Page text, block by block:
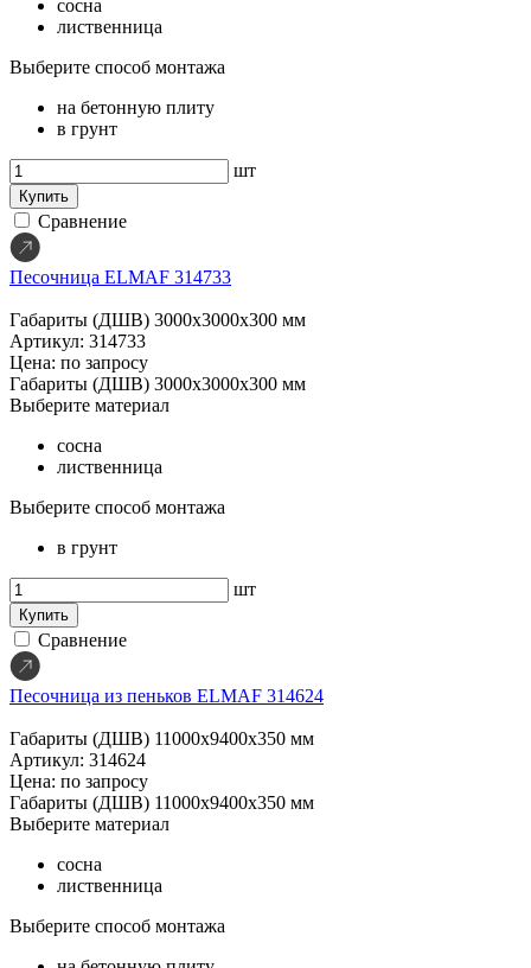
сосна
лиственница
Выберите способ монтажа
на бетонную плиту
в грунт
шт
Купить
Сравнение
Песочница ELMAF 314733
Габариты (ДШВ) 3000х3000х300 мм
Артикул: 314733
Цена: по запросу
Габариты (ДШВ) 3000х3000х300 мм
Выберите материал
сосна
лиственница
Выберите способ монтажа
в грунт
шт
Купить
Сравнение
Песочница из пеньков ELMAF 314624
Габариты (ДШВ) 11000х9400х350 мм
Артикул: 314624
Цена: по запросу
Габариты (ДШВ) 11000х9400х350 мм
Выберите материал
сосна
лиственница
Выберите способ монтажа